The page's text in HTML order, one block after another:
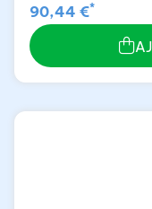
90,44 €*